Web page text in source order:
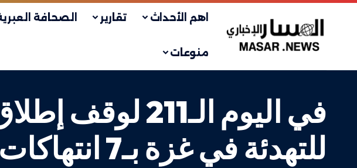
اهم الأحداث تقارير الصحافة
منوعات
في اليوم
للتهدئة في غزة بـ7 انتهاكات جديدة